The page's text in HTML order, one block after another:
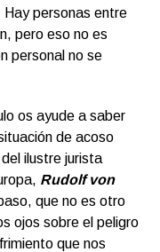
Hay personas entre
pero eso no es
personal no se
os ayude a saber
de acoso
ilustre jurista
Rudolf von
que no es otro
ojos sobre el peligro
que nos